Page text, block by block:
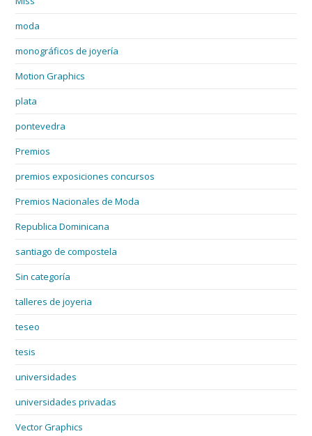
moda
monográficos de joyería
Motion Graphics
plata
pontevedra
Premios
premios exposiciones concursos
Premios Nacionales de Moda
Republica Dominicana
santiago de compostela
Sin categoría
talleres de joyeria
teseo
tesis
universidades
universidades privadas
Vector Graphics